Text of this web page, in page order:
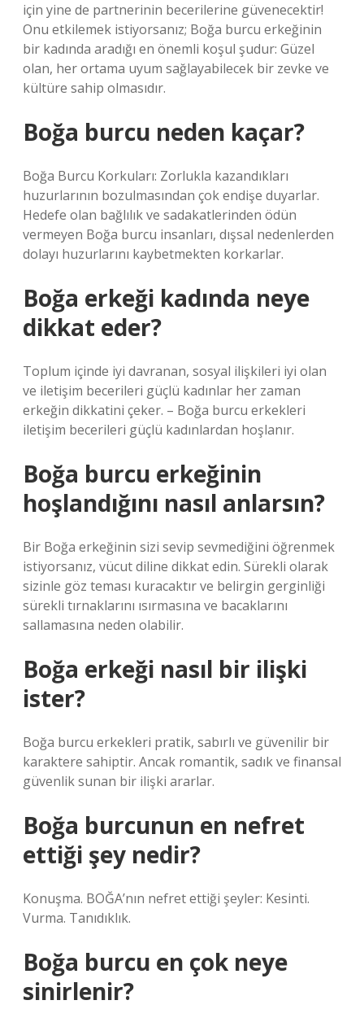
için yine de partnerinin becerilerine güvenecektir!
Onu etkilemek istiyorsanız; Boğa burcu erkeğinin
bir kadında aradığı en önemli koşul şudur: Güzel
olan, her ortama uyum sağlayabilecek bir zevke ve
kültüre sahip olmasıdır.
Boğa burcu neden kaçar?
Boğa Burcu Korkuları: Zorlukla kazandıkları
huzurlarının bozulmasından çok endişe duyarlar.
Hedefe olan bağlılık ve sadakatlerinden ödün
vermeyen Boğa burcu insanları, dışsal nedenlerden
dolayı huzurlarını kaybetmekten korkarlar.
Boğa erkeği kadında neye
dikkat eder?
Toplum içinde iyi davranan, sosyal ilişkileri iyi olan
ve iletişim becerileri güçlü kadınlar her zaman
erkeğin dikkatini çeker. – Boğa burcu erkekleri
iletişim becerileri güçlü kadınlardan hoşlanır.
Boğa burcu erkeğinin
hoşlandığını nasıl anlarsın?
Bir Boğa erkeğinin sizi sevip sevmediğini öğrenmek
istiyorsanız, vücut diline dikkat edin. Sürekli olarak
sizinle göz teması kuracaktır ve belirgin gerginliği
sürekli tırnaklarını ısırmasına ve bacaklarını
sallamasına neden olabilir.
Boğa erkeği nasıl bir ilişki
ister?
Boğa burcu erkekleri pratik, sabırlı ve güvenilir bir
karaktere sahiptir. Ancak romantik, sadık ve finansal
güvenlik sunan bir ilişki ararlar.
Boğa burcunun en nefret
ettiği şey nedir?
Konuşma. BOĞA’nın nefret ettiği şeyler: Kesinti.
Vurma. Tanıdıklık.
Boğa burcu en çok neye
sinirlenir?